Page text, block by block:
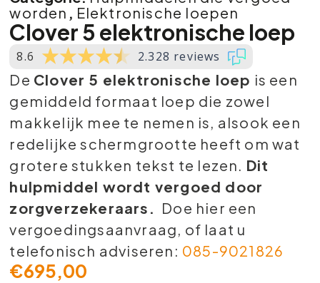
worden , Elektronische loepen
Clover 5 elektronische loep
8.6 2.328 reviews
De Clover 5 elektronische loep is een
gemiddeld formaat loep die zowel
makkelijk mee te nemen is, alsook een
redelijke schermgrootte heeft om wat
grotere stukken tekst te lezen. Dit
hulpmiddel wordt vergoed door
zorgverzekeraars. Doe hier een
vergoedingsaanvraag, of laat u
telefonisch adviseren: 085-9021826
€695,00